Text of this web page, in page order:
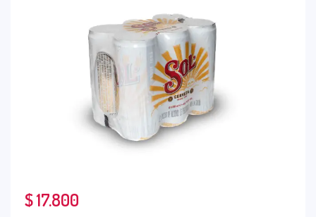
$17.800